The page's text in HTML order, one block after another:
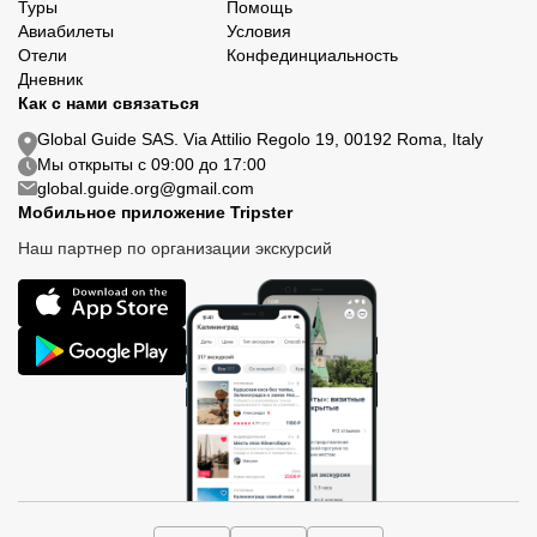
Туры
Авиабилеты
Отели
Дневник
Помощь
Условия
Конфединциальность
Как с нами связаться
Global Guide SAS. Via Attilio Regolo 19, 00192 Roma, Italy
Мы открыты с 09:00 до 17:00
global.guide.org@gmail.com
Мобильное приложение Tripster
Наш партнер по организации экскурсий